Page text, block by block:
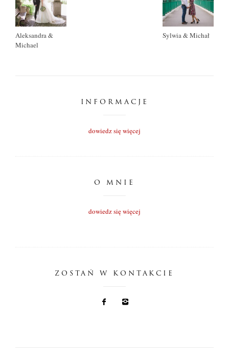
Aleksandra &
Michael
Sylwia & Michał
INFORMACJE
dowiedz się więcej
O MNIE
dowiedz się więcej
ZOSTAŃ W KONTAKCIE